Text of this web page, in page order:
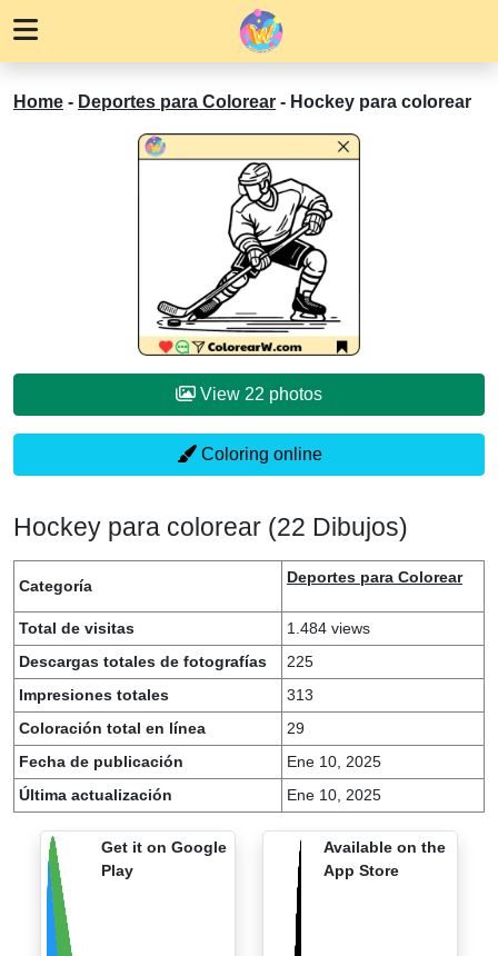
Home - Deportes para Colorear - Hockey para colorear
View 22 photos
Coloring online
Hockey para colorear (22 Dibujos)
Categoría Deportes para Colorear
Total de visitas
1.484 views
Descargas totales de fotografías
225
Impresiones totales
313
Coloración total en línea
29
Fecha de publicación
Ene 10, 2025
Última actualización
Ene 10, 2025
Get it on Google
Play
Available on the
App Store